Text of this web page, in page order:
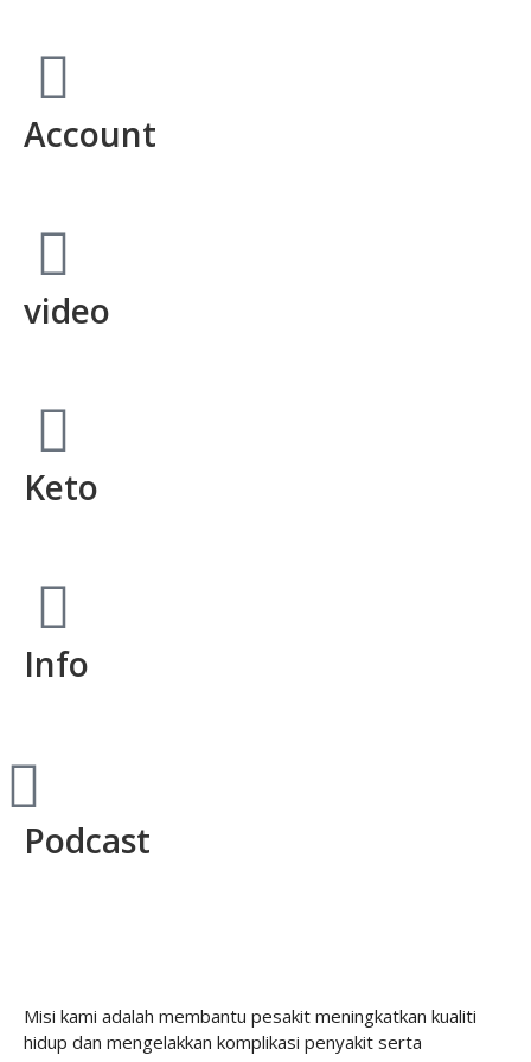
Account
video
Keto
Info
Podcast
Misi kami adalah membantu pesakit meningkatkan kualiti
hidup dan mengelakkan komplikasi penyakit serta